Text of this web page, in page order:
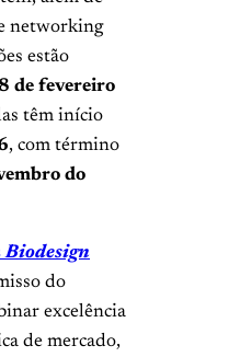
networking
estão
8 de fevereiro
têm início
, com término
do
Biodesign
do
excelência
de mercado,